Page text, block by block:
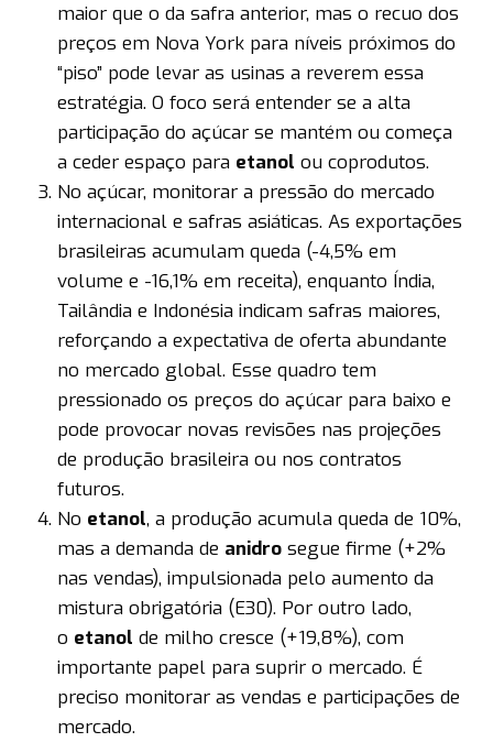
maior que o da safra anterior, mas o recuo dos
preços em Nova York para níveis próximos do
“piso” pode levar as usinas a reverem essa
estratégia. O foco será entender se a alta
participação do açúcar se mantém ou começa
a ceder espaço para etanol ou coprodutos.
No açúcar, monitorar a pressão do mercado
internacional e safras asiáticas. As exportações
brasileiras acumulam queda (-4,5% em
volume e -16,1% em receita), enquanto Índia,
Tailândia e Indonésia indicam safras maiores,
reforçando a expectativa de oferta abundante
no mercado global. Esse quadro tem
pressionado os preços do açúcar para baixo e
pode provocar novas revisões nas projeções
de produção brasileira ou nos contratos
futuros.
No etanol, a produção acumula queda de 10%,
mas a demanda de anidrosegue firme (+2%
nas vendas), impulsionada pelo aumento da
mistura obrigatória (E30). Por outro lado,
o etanol de milho cresce (+19,8%), com
importante papel para suprir o mercado. É
preciso monitorar as vendas e participações de
mercado.